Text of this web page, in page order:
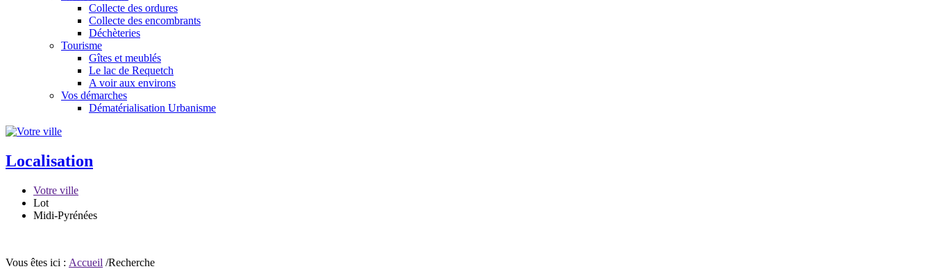
Collecte des ordures
Collecte des encombrants
Déchèteries
Tourisme
Gîtes et meublés
Le lac de Requetch
A voir aux environs
Vos démarches
Dématérialisation Urbanisme
Localisation
Votre ville
Lot
Midi-Pyrénées
Vous êtes ici : Accueil /Recherche